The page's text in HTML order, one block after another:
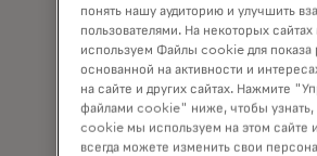
понять нашу аудиторию и улучшить
пользователями. На некоторых
используем Файлы cookie для показа
основанной на активности и
на сайте и других сайтах. Нажмите
файлами cookie" ниже, чтобы узнать,
cookie мы используем на этом сайте
всегда можете изменить свои